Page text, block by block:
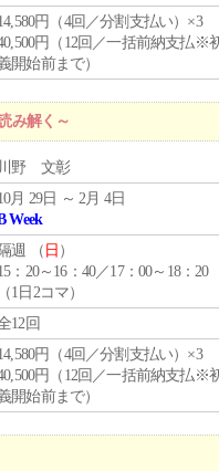
円（4回／分割支払い）×3
円（12回／一括前納支払※
開始前まで）
み解く～
川野 文彰
月 29日 ～ 2月 4日
Week
隔週 （ 日 ）
：20～16：40／17：00～18：20
（1日2コマ）
12回
円（4回／分割支払い）×3
円（12回／一括前納支払※
開始前まで）